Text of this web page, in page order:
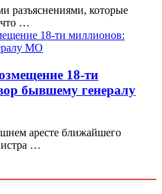
разъяснениями, которые
что …
18-ти
бывшему генералу
аресте ближайшего
…